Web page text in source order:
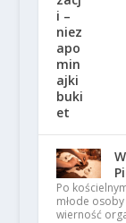
Po
młode
wierność